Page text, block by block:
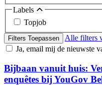
Labels
Topjob
Filters Toepassen
Alle filters
Ja, email mij de nieuwste
Bijbaan vanuit huis:
enquêtes bij YouGov